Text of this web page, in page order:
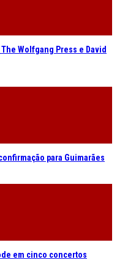
Wolfgang Press e David
para Guimarães
em cinco concertos